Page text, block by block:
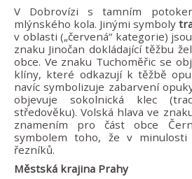
V Dobrovízi s tamním
mlýnského kola. Jinými symboly
v oblasti („červená“ kategorie)
znaku Jinočan dokládající těžbu
obce. Ve znaku Tuchoměřic se
klíny, které odkazují k těžbě
navíc symbolizuje zabarvení
objevuje sokolnická klec
středověku). Volská hlava ve
znamením pro část obce
symbolem toho, že v
řezníků.
Městská krajina Prahy